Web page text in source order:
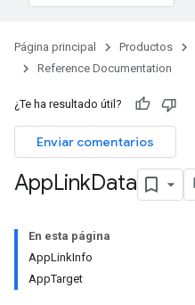
Página principal Productos
Reference Documentation
¿Te ha resultado útil?
Enviar comentarios
AppLinkData
En esta página
AppLinkInfo
AppTarget